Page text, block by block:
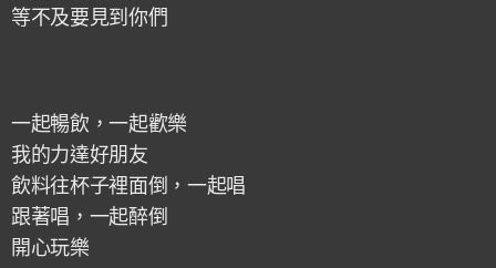
等不及要見到你們
一起暢飲，一起歡樂
我的力達好朋友
飲料往杯子裡面倒，一起唱
跟著唱，一起醉倒
開心玩樂